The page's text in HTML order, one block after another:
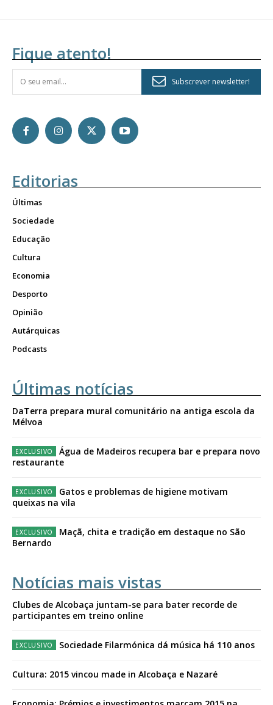
Fique atento!
Subscrever newsletter!
Editorias
Últimas
Sociedade
Educação
Cultura
Economia
Desporto
Opinião
Autárquicas
Podcasts
Últimas notícias
DaTerra prepara mural comunitário na antiga escola da
Mélvoa
Água de Madeiros recupera bar e prepara novo
restaurante
Gatos e problemas de higiene motivam
queixas na vila
Maçã, chita e tradição em destaque no São
Bernardo
Notícias mais vistas
Clubes de Alcobaça juntam-se para bater recorde de
participantes em treino online
Sociedade Filarmónica dá música há 110 anos
Cultura: 2015 vincou made in Alcobaça e Nazaré